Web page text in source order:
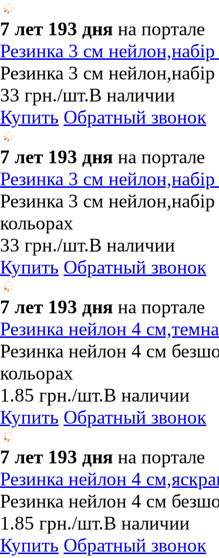
7 лет 193 дня на портале
Резинка 3 см
Резинка 3 см
33 грн./шт.В наличии
Купить Обратный звонок
7 лет 193 дня на портале
Резинка 3 см
Резинка 3 см
кольорах
33 грн./шт.В наличии
Купить Обратный звонок
7 лет 193 дня на портале
Резинка нейлон 4
Резинка нейлон 4 см
кольорах
1.85 грн./шт.В наличии
Купить Обратный звонок
7 лет 193 дня на портале
Резинка нейлон 4
Резинка нейлон 4 см
1.85 грн./шт.В наличии
Купить Обратный звонок